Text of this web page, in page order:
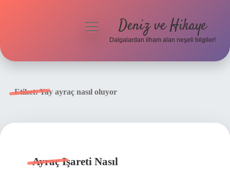
menüyü
Deniz ve Hikaye
Dalgalardan ilham alan neşeli bilgiler!
Etiket:Yay ayraç nasıl oluyor
Ayraç Işareti Nasıl